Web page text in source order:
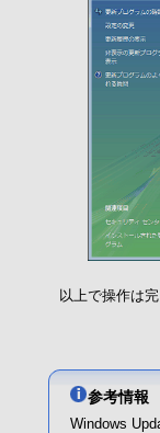
以上で操作は完
参考情報
Windows